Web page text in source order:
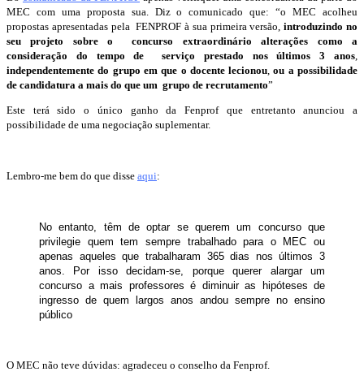
MEC com uma proposta sua. Diz o comunicado que: “o MEC acolheu
propostas apresentadas pela FENPROF à sua primeira versão,introduzindo no
seu projeto sobre o concurso extraordinário alterações como a
consideração do tempo de serviço prestado nos últimos 3 anos,
independentemente do grupo em que o docente lecionou,ou a possibilidade
de candidatura a mais do que um grupo de recrutamento”
Este terá sido o único ganho da Fenprof que entretanto anunciou a
possibilidade de uma negociação suplementar.
Lembro-me bem do que disse aqui:
No entanto, têm de optar se querem um concurso que
privilegie quem tem sempre trabalhado para o MEC ou
apenas aqueles que trabalharam 365 dias nos últimos 3
anos. Por isso decidam-se, porque querer alargar um
concurso a mais professores é diminuir as hipóteses de
ingresso de quem largos anos andou sempre no ensino
público
O MEC não teve dúvidas: agradeceu o conselho da Fenprof.